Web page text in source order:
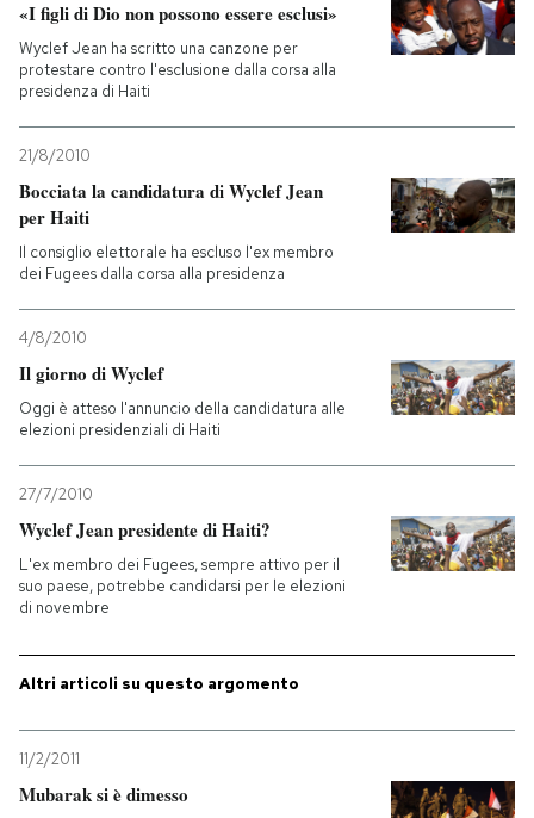
«I figli di Dio non possono essere esclusi»
Wyclef Jean ha scritto una canzone per
protestare contro l'esclusione dalla corsa alla
presidenza di Haiti
21/8/2010
Bocciata la candidatura di Wyclef Jean
per Haiti
Il consiglio elettorale ha escluso l'ex membro
dei Fugees dalla corsa alla presidenza
4/8/2010
Il giorno di Wyclef
Oggi è atteso l'annuncio della candidatura alle
elezioni presidenziali di Haiti
27/7/2010
Wyclef Jean presidente di Haiti?
L'ex membro dei Fugees, sempre attivo per il
suo paese, potrebbe candidarsi per le elezioni
di novembre
Altri articoli su questo argomento
11/2/2011
Mubarak si è dimesso